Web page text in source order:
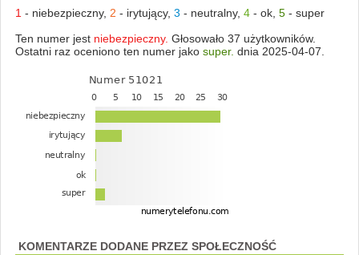
1 - niebezpieczny, 2 - irytujący, 3 - neutralny, 4- ok, 5- super
Ten numer jest niebezpieczny. Głosowało 37 użytkowników.
Ostatni raz oceniono ten numer jako super. dnia 2025-04-07.
KOMENTARZE DODANE PRZEZ SPOŁECZNOŚĆ